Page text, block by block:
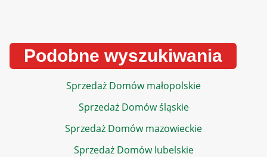
Podobne wyszukiwania
Sprzedaż Domów małopolskie
Sprzedaż Domów śląskie
Sprzedaż Domów mazowieckie
Sprzedaż Domów lubelskie